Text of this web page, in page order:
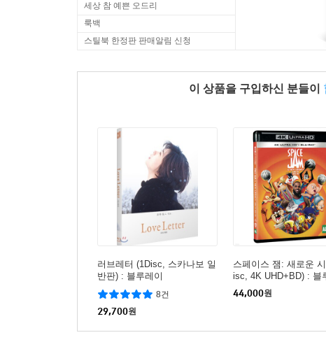
세상 참 예쁜 오드리
룩백
스틸북 한정판 판매알림 신청
이 상품을 구입하신 분들이
러브레터 (1Disc, 스카나보 일
반판) : 블루레이
8건
29,700원
스페이스 잼: 새로운
isc, 4K UHD+BD) : 블
44,000원